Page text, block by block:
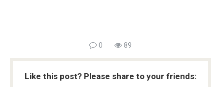
0 89
Like this post? Please share to your friends: